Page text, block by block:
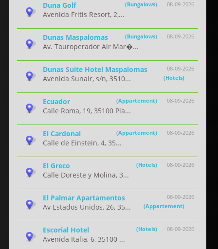
08-09-2026
Duna Golf (Bungalows)
Avenida Fritis Resort, 2,...
08-09-2026
Dunas Maspalomas (Bungalows)
Av. Touroperador Air Mar�...
08-09-2026
Dunas Suite Hotel Maspalomas
(Hotels)
Avenida Sunair, s/n, 3510...
08-09-2026
Ecuador (Appartement)
Calle Roma, 19, 35100 Pla...
08-09-2026
El Cardonal (Appartement)
Calle de Einstein, 4, 35...
08-09-2026
El Greco (Hotels)
Calle Doreste y Molina, 3...
08-09-2026
El Palmar Apartamentos
(Appartement)
Av Estados Unidos, 26, 35...
08-09-2026
Escorial Hotel (Hotels)
Avenida Italia, 6, 35100 ...